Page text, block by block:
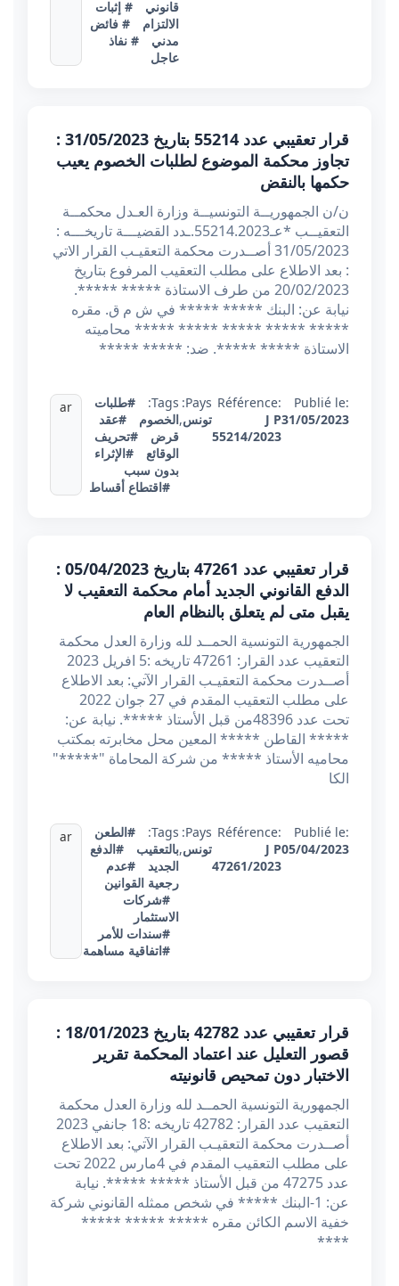
قانوني
# إثبات
الالتزام
# فائض
مدني
# نفاذ
عاجل
قرار تعقيبي عدد 55214 بتاريخ 31/05/2023 :
تجاوز محكمة الموضوع لطلبات الخصوم يعيب
حكمها بالنقض
ن/ن الجمهوريــة التونسيــة وزارة العـدل محكمــة
التعقيــب *عـ55214.2023.ـدد القضيـــة تاريخـــه :
31/05/2023 أصــدرت محكمة التعقيـب القرار الاتي
: بعد الاطلاع على مطلب التعقيب المرفوع بتاريخ
20/02/2023 من طرف الاستاذة ***** *****.
نيابة عن: البنك ***** ***** في ش م ق. مقره
***** ***** ***** ***** ***** محاميته
الاستاذة ***** *****. ضد: ***** *****
Publié le:
31/05/2023
Référence:
J P
55214/2023
Pays:
تونس,
Tags:
#طلبات
الخصوم
#عقد
قرض
#تحريف
الوقائع
#الإثراء
بدون سبب
#اقتطاع أقساط
ar
قرار تعقيبي عدد 47261 بتاريخ 05/04/2023 :
الدفع القانوني الجديد أمام محكمة التعقيب لا
يقبل متى لم يتعلق بالنظام العام
الجمهورية التونسية الحمــد لله وزارة العدل محكمة
التعقيب عدد القرار: 47261 تاريخه :5 افريل 2023
أصــدرت محكمة التعقيـب القرار الآتي: بعد الاطلاع
على مطلب التعقيب المقدم في 27 جوان 2022
تحت عدد 48396من قبل الأستاذ *****. نيابة عن:
***** القاطن ***** المعين محل مخابرته بمكتب
محاميه الأستاذ ***** من شركة المحاماة "*****"
الكا
Publié le:
05/04/2023
Référence:
J P
47261/2023
Pays:
تونس,
Tags:
#الطعن
بالتعقيب
#الدفع
الجديد
#عدم
رجعية القوانين
#شركات
الاستثمار
#سندات للأمر
#اتفاقية مساهمة
ar
قرار تعقيبي عدد 42782 بتاريخ 18/01/2023 :
قصور التعليل عند اعتماد المحكمة تقرير
الاختبار دون تمحيص قانونيته
الجمهورية التونسية الحمــد لله وزارة العدل محكمة
التعقيب عدد القرار: 42782 تاريخه :18 جانفي 2023
أصــدرت محكمة التعقيـب القرار الآتي: بعد الاطلاع
على مطلب التعقيب المقدم في 4مارس 2022 تحت
عدد 47275 من قبل الأستاذ ***** *****. نيابة
عن: 1-البنك ***** في شخص ممثله القانوني شركة
خفية الاسم الكائن مقره ***** ***** *****
****